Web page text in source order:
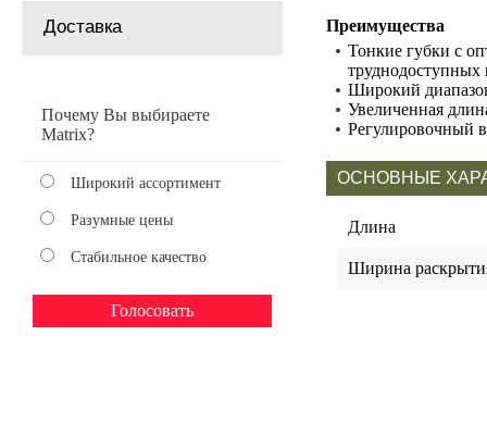
Доставка
Почему Вы выбираете
Matrix?
Широкий ассортимент
Разумные цены
Стабильное качество
Преимущества
Тонкие губки с
труднодоступных
Широкий
Увеличенная
Регулировочный
ОСНОВНЫЕ
Длина
Ширина